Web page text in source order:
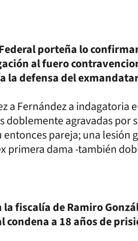
porteña lo
al fuero
la defensa del
a Fernández a indagatoria
doblemente agravadas por
pareja; una
primera dama -también
fiscalía de Ramiro
a 18 años de